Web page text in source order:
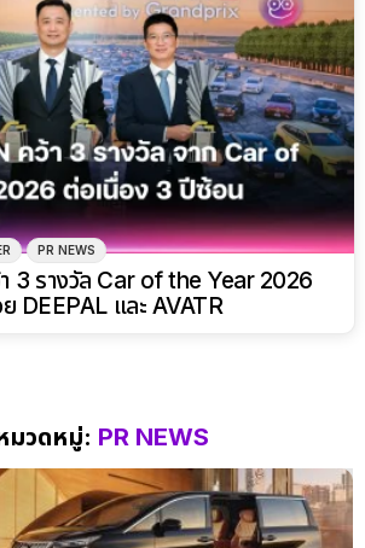
PR NEWS
3 รางวัล Car of the Year 2026
DEEPAL และ AVATR
มวดหมู่: PR NEWS